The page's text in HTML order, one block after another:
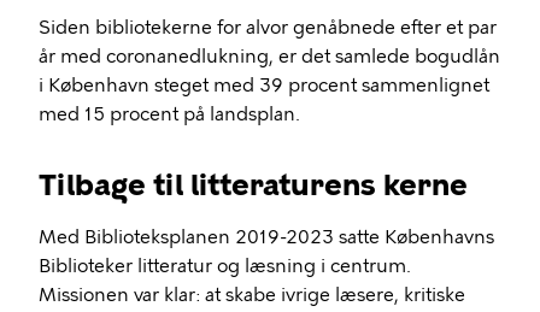
Siden bibliotekerne for alvor genåbnede efter et par
år med coronanedlukning, er det samlede bogudlån
i København steget med 39 procent sammenlignet
med 15 procent på landsplan.
Tilbage til litteraturens kerne
Med Biblioteksplanen 2019-2023 satte Københavns
Biblioteker litteratur og læsning i centrum.
Missionen var klar: at skabe ivrige læsere, kritiske